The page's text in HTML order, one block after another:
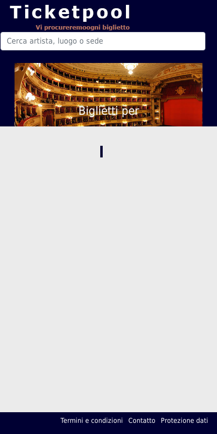
Biglietti per
,
Termini e condizioni Contatto Protezione dati